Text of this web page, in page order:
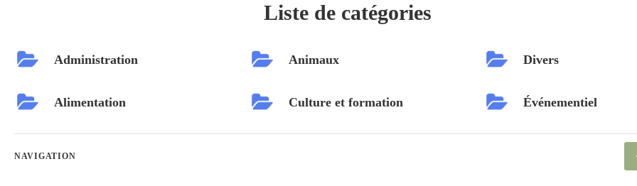
Liste de catégories
Administration
Alimentation
Animaux
Culture et formation
Divers
Événementiel
NAVIGATION